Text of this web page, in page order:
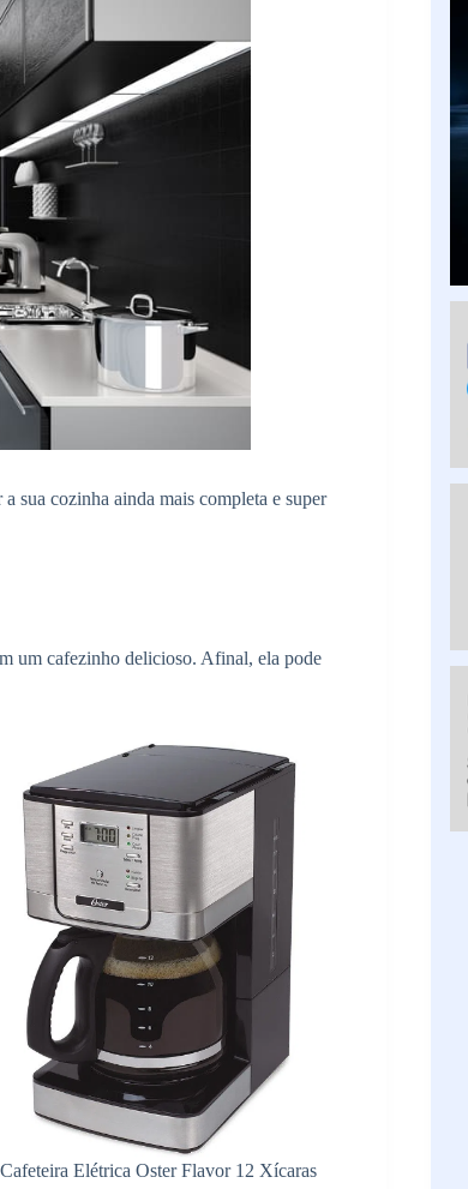
sua cozinha ainda mais completa e super
um cafezinho delicioso. Afinal, ela pode
Cafeteira Elétrica Oster Flavor 12 Xícaras